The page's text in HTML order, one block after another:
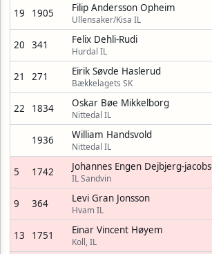
19 1905 Filip Andersson Opheim
Ullensaker/Kisa IL
20 341 Felix Dehli-Rudi
Hurdal IL
21 271 Eirik Søvde Haslerud
Bækkelagets SK
22 1834 Oskar Bøe Mikkelborg
Nittedal IL
1936 William Handsvold
Nittedal IL
5 1742 Johannes Engen Dejbjerg-
IL Sandvin
9 364 Levi Gran Jonsson
Hvam IL
13 1751 Einar Vincent Høyem
Koll, IL